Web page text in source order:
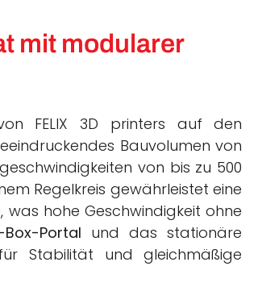
mit modularer
FELIX 3D printers auf den
Bauvolumen von
von bis zu 500
Regelkreis gewährleistet eine
hohe Geschwindigkeit ohne
Portal und das stationäre
Stabilität und gleichmäßige